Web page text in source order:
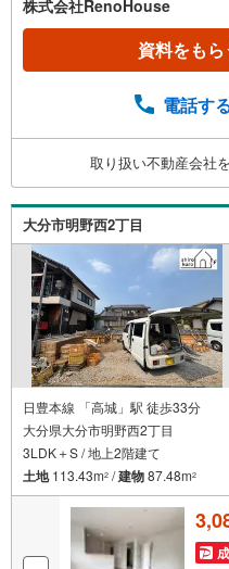
内覧希望の方は、【
程を指定して予約！
00～18:00）◎他の気
できます♪理想のマ
株式会社RenoHouse
資料をもら
電話す
取り扱い不動産会社
大分市明野西2丁目
日豊本線 「高城」駅 徒歩33分
大分県大分市明野西2丁目
3LDK＋S / 地上2階建て
土地113.43m2 /建物87.48m2